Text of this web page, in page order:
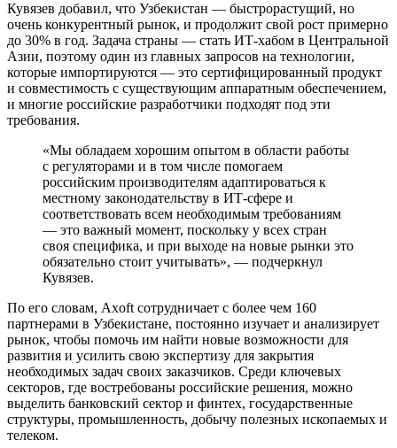
Кувязев добавил, что Узбекистан — быстрорастущий, но
очень конкурентный рынок, и продолжит свой рост примерно
до 30% в год. Задача страны — стать ИТ-хабом в Центральной
Азии, поэтому один из главных запросов на технологии,
которые импортируются — это сертифицированный продукт
и совместимость с существующим аппаратным обеспечением,
и многие российские разработчики подходят под эти
требования.
«Мы обладаем хорошим опытом в области работы
с регуляторами и в том числе помогаем
российским производителям адаптироваться к
местному законодательству в ИТ-сфере и
соответствовать всем необходимым требованиям
— это важный момент, поскольку у всех стран
своя специфика, и при выходе на новые рынки это
обязательно стоит учитывать», — подчеркнул
Кувязев.
По его словам, Axoft сотрудничает с более чем 160
партнерами в Узбекистане, постоянно изучает и анализирует
рынок, чтобы помочь им найти новые возможности для
развития и усилить свою экспертизу для закрытия
необходимых задач своих заказчиков. Среди ключевых
секторов, где востребованы российские решения, можно
выделить банковский сектор и финтех, государственные
структуры, промышленность, добычу полезных ископаемых и
телеком.